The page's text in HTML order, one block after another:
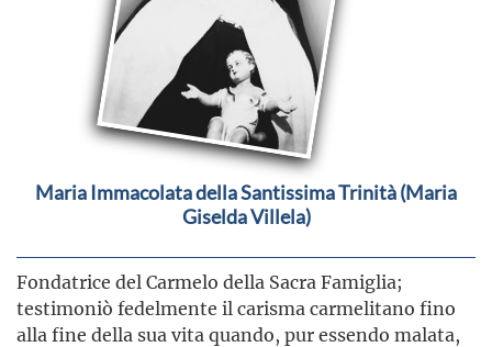
Maria Immacolata della Santissima Trinità (Maria
Giselda Villela)
Fondatrice del Carmelo della Sacra Famiglia;
testimoniò fedelmente il carisma carmelitano fino
alla fine della sua vita quando, pur essendo malata,